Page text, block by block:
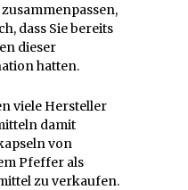
dass Sie bereits
dieser
hatten.
viele Hersteller
damit
von
Pfeffer als
zu verkaufen.